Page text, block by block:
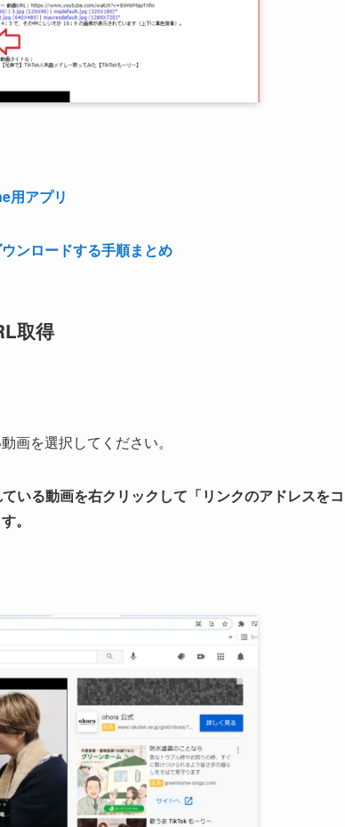
用アプリ
ンロードする手順まとめ
取得
画を選択してください。
いる動画を右クリックして「リンクのアドレスをコ
。